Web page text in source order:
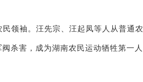
袖。汪先宗、汪起凤等人从普通
杀害，成为湖南农民运动牺牲第一